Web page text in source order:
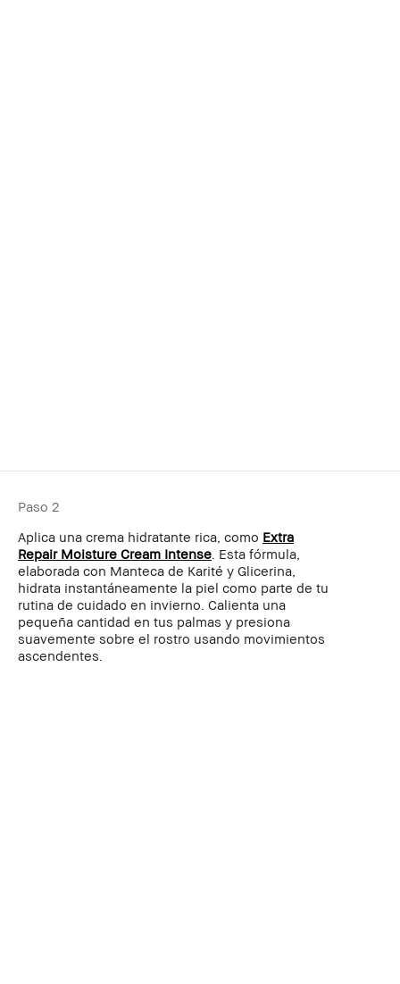
Paso 2
Aplica una crema hidratante rica, como Extra
Repair Moisture Cream Intense . Esta fórmula,
elaborada con Manteca de Karité y Glicerina,
hidrata instantáneamente la piel como parte de tu
rutina de cuidado en invierno. Calienta una
pequeña cantidad en tus palmas y presiona
suavemente sobre el rostro usando movimientos
ascendentes.